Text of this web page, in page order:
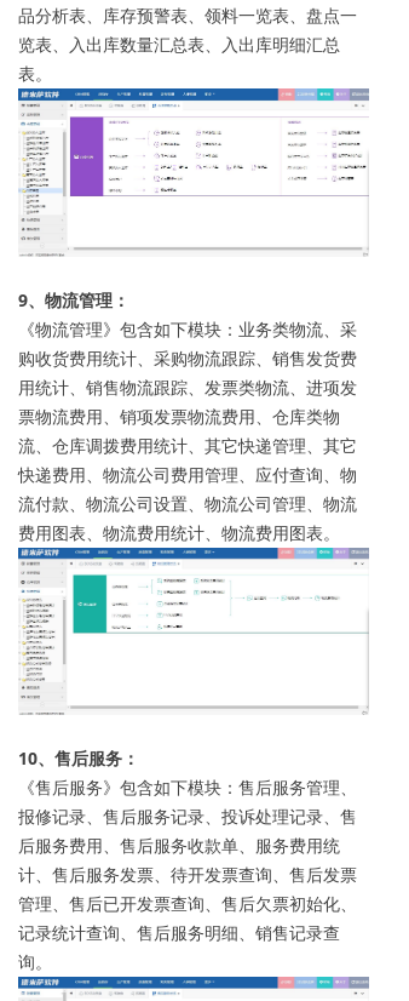
品分析表、库存预警表、领料一览表、盘点一
览表、入出库数量汇总表、入出库明细汇总
表。
9、物流管理：
《物流管理》包含如下模块：业务类物流、采
购收货费用统计、采购物流跟踪、销售发货费
用统计、销售物流跟踪、发票类物流、进项发
票物流费用、销项发票物流费用、仓库类物
流、仓库调拨费用统计、其它快递管理、其它
快递费用、物流公司费用管理、应付查询、物
流付款、物流公司设置、物流公司管理、物流
费用图表、物流费用统计、物流费用图表。
10、售后服务：
《售后服务》包含如下模块：售后服务管理、
报修记录、售后服务记录、投诉处理记录、售
后服务费用、售后服务收款单、服务费用统
计、售后服务发票、待开发票查询、售后发票
管理、售后已开发票查询、售后欠票初始化、
记录统计查询、售后服务明细、销售记录查
询。